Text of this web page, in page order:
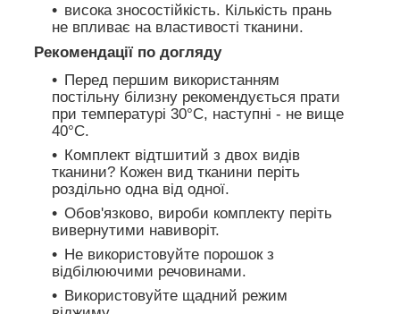
висока зносостійкість. Кількість прань
не впливає на властивості тканини.
Рекомендації по догляду
Перед першим використанням
постільну білизну рекомендується прати
при температурі 30°C, наступні - не вище
40°C.
Комплект відтшитий з двох видів
тканини? Кожен вид тканини періть
роздільно одна від одної.
Обов'язково, вироби комплекту періть
вивернутими навиворіт.
Не використовуйте порошок з
відбілюючими речовинами.
Використовуйте щадний режим